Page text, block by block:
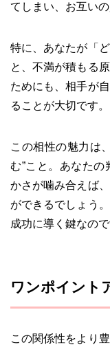
てしまい、お互い
特に、あなたが「
と、不満が積もる
ためにも、相手が
ることが大切です。
この相性の魅力は
む”こと。あなた
かさが噛み合えば
ができるでしょう
成功に導く鍵なので
ワンポイント
この関係性をより